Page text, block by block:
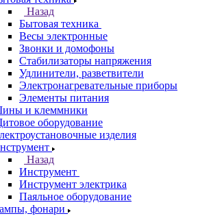
Назад
Бытовая техника
Весы электронные
Звонки и домофоны
Стабилизаторы напряжения
Удлинители, разветвители
Электронагревательные приборы
Элементы питания
и клеммники
оборудование
изделия
Назад
Инструмент
Инструмент электрика
Паяльное оборудование
фонари